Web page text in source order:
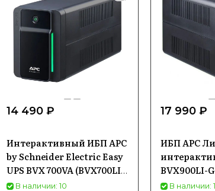
14 490 ₽
Интерактивный ИБП APC
by Schneider Electric Easy
UPS BVX 700VA (BVX700LI-
GR) черный
В наличии: 10
17 990 ₽
ИБП APC
BVX900LI-
В наличии: